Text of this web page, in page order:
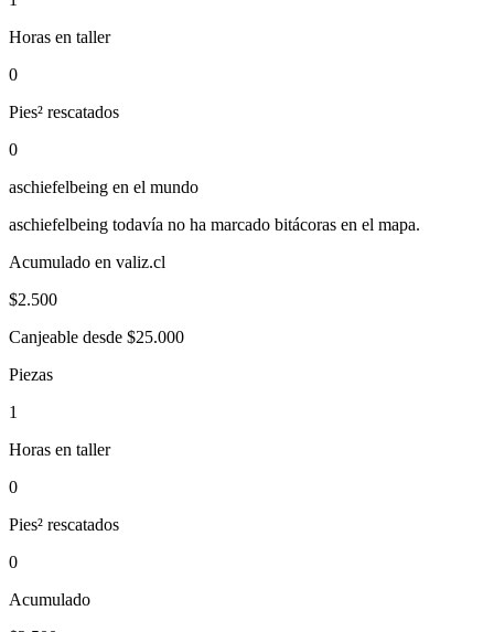
Horas en taller
0
Pies² rescatados
0
aschiefelbeing en el mundo
aschiefelbeing todavía no ha marcado bitácoras en el mapa.
Acumulado en valiz.cl
$2.500
Canjeable desde $25.000
Piezas
1
Horas en taller
0
Pies² rescatados
0
Acumulado